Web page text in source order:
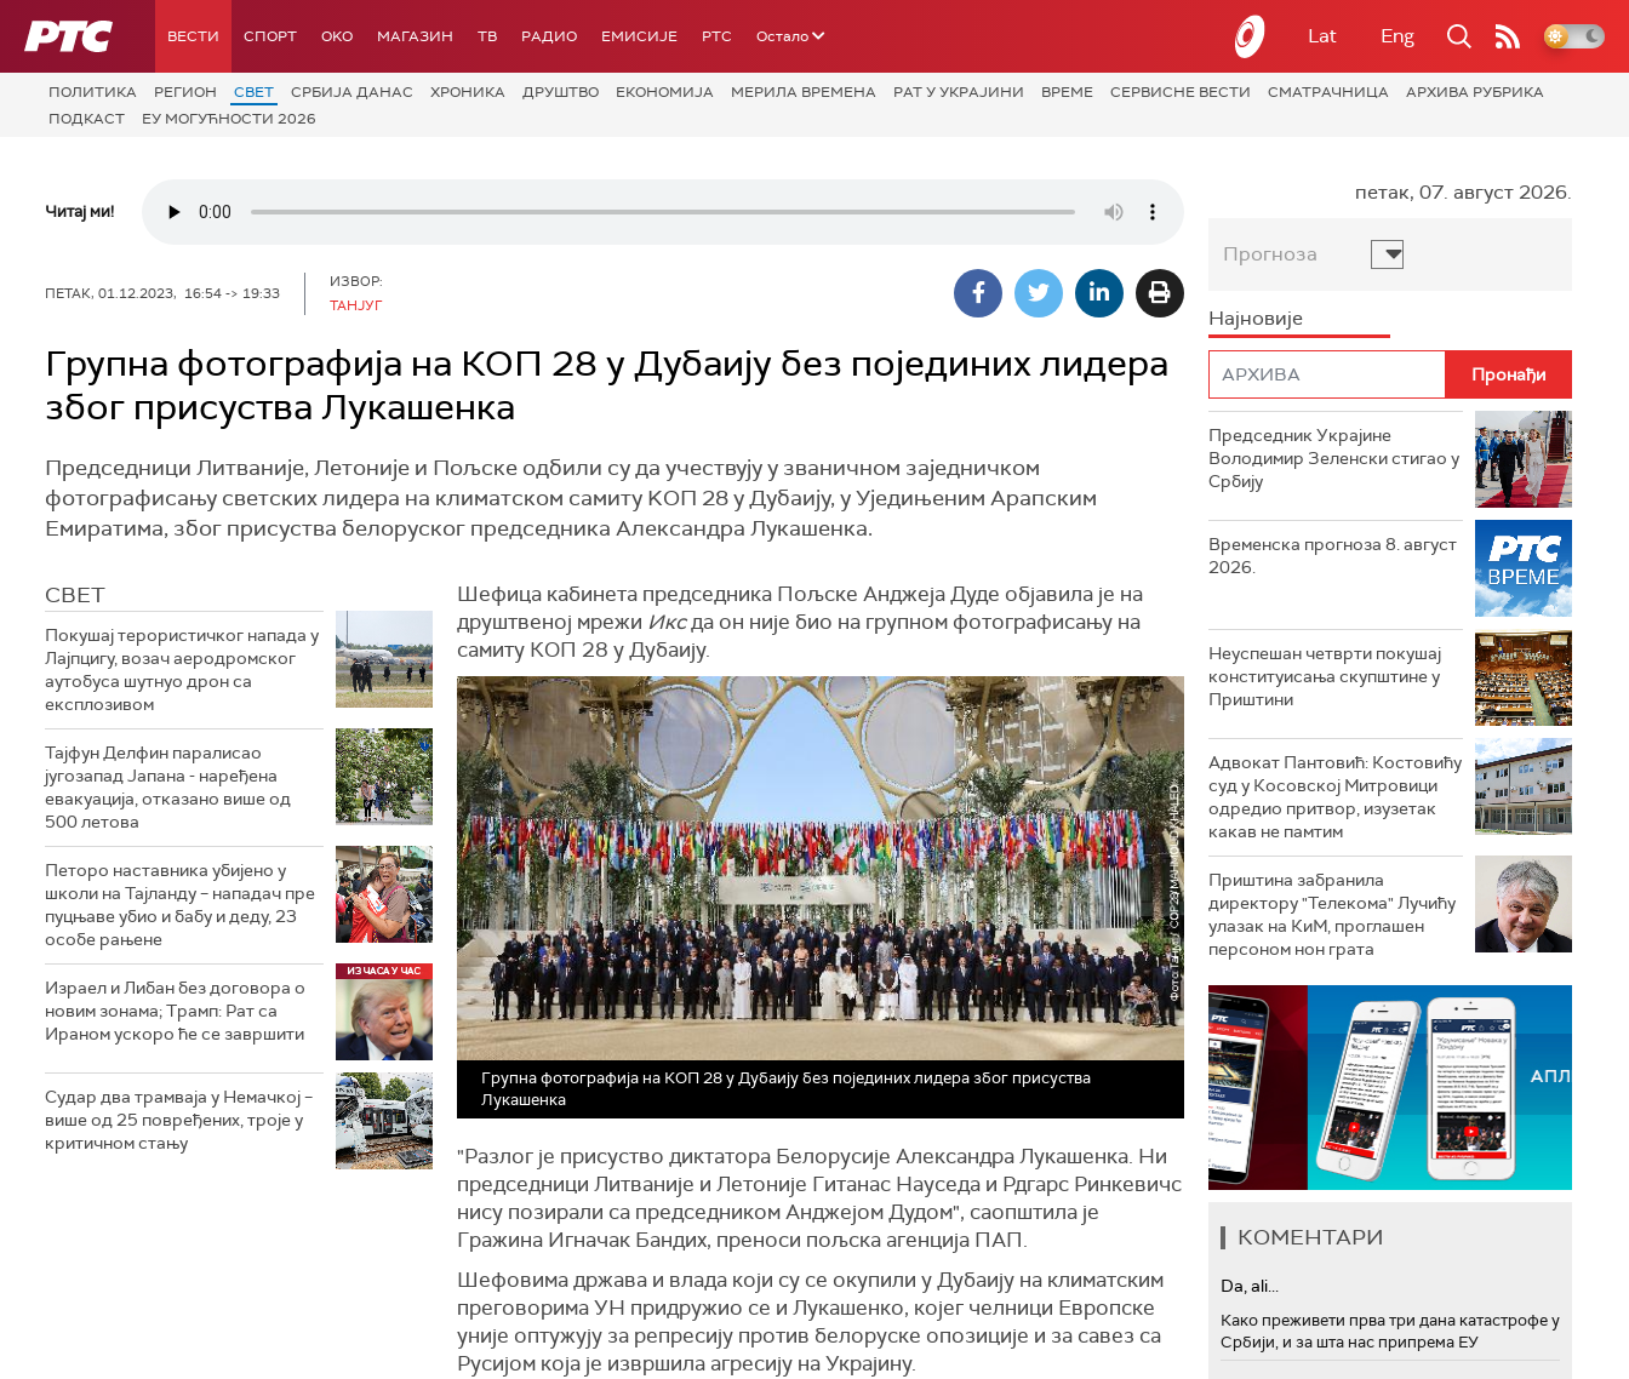
РТС ВЕСТИ СПОРТ OKO МАГАЗИН ТВ РАДИО ЕМИСИЈЕ РТС Остало Lat Eng
ПОЛИТИКА РЕГИОН СВЕТ СРБИЈА ДАНАС ХРОНИКА ДРУШТВО ЕКОНОМИЈА МЕРИЛА ВРЕМЕНА РАТ У УКРАЈИНИ ВРЕМЕ СЕРВИСНЕ ВЕСТИ СМАТРАЧНИЦА
АРХИВА РУБРИКА
ПОДКАСТ
ЕУ МОГУЋНОСТИ 2026
Читај ми!
ПЕТАК, 01.12.2023, 16:54 -> 19:33
ИЗВОР:
ТАНЈУГ
Групна фотографија на КОП 28 у Дубаију без појединих лидера
због присуства Лукашенка
Председници Литваније, Летоније и Пољске одбили су да учествују у званичном заједничком
фотографисању светских лидера на климатском самиту KОП 28 у Дубаију, у Уједињеним Арапским
Емиратима, због присуства белоруског председника Александра Лукашенка.
СВЕТ
Покушај терористичког напада у
Лајпцигу, возач аеродромског
аутобуса шутнуо дрон са
експлозивом
Тајфун Делфин паралисао
југозапад Јапана - наређена
евакуација, отказано више од
500 летова
Петоро наставника убијено у
школи на Тајланду – нападач пре
пуцњаве убио и бабу и деду, 23
особе рањене
Израел и Либан без договора о
новим зонама; Трамп: Рат са
Ираном ускоро ће се завршити
Судар два трамваја у Немачкој –
више од 25 повређених, троје у
критичном стању
Шефица кабинета председника Пољске Анджеја Дуде објавила је на
друштвеној мрежи Иксда он није био на групном фотографисању на
самиту КОП 28 у Дубаију.
Групна фотографија на КОП 28 у Дубаију без појединих лидера због присуства
Лукашенка
"Разлог је присуство диктатора Белорусије Александра Лукашенка. Ни
председници Литваније и Летоније Гитанас Науседа и Рдгарс Ринкевичс
нису позирали са председником Анджејом Дудом", саопштила је
Гражина Игначак Бандих, преноси пољска агенција ПАП.
Шефовима држава и влада који су се окупили у Дубаију на климатским
преговорима УН придружио се и Лукашенко, којег челници Европске
уније оптужују за репресију против белоруске опозиције и за савез са
Русијом која је извршила агресију на Украјину.
петак, 07. август 2026.
Прогноза
Најновије
Председник Украјине
Володимир Зеленски стигао у
Србију
Временска прогноза 8. август
2026.
Неуспешан четврти покушај
конституисања скупштине у
Приштини
Адвокат Пантовић: Костовићу
суд у Косовској Митровици
одредио притвор, изузетак
какав не памтим
Приштина забранила
директору "Телекома" Лучићу
улазак на КиМ, проглашен
персоном нон грата
КОМЕНТАРИ
Da, ali...
Како преживети прва три дана катастрофе у
Србији, и за шта нас припрема ЕУ